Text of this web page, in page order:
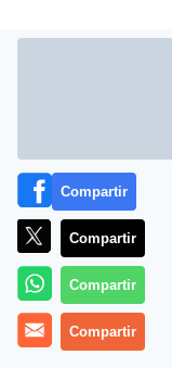
El central
al menos, hasta
Compartir
Compartir
Compartir
Compartir